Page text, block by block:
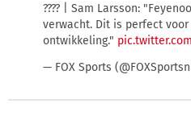
???? | Sam Larsson:
verwacht. Dit is perfect
ontwikkeling."
— FOX Sports